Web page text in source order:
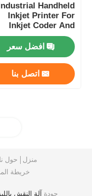
Handheld
Inkjet Printer For
Inkjet Coder And
Inkjet Marking
افضل سعر
اتصل بنا
منزل حول نا
خريطة
جودة آلة النقش